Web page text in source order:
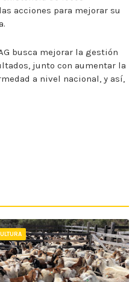
acciones para mejorar su
busca mejorar la gestión
junto con aumentar la
a nivel nacional, y así,